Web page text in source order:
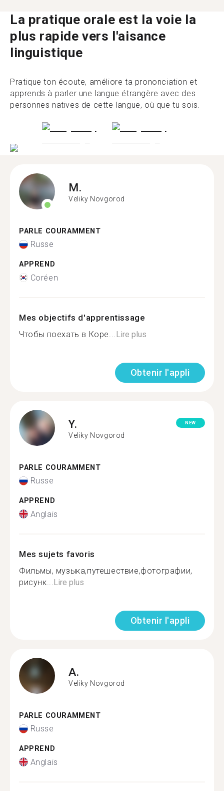
La pratique orale est la voie la
plus rapide vers l'aisance
linguistique
Pratique ton écoute, améliore ta prononciation et
apprends à parler une langue étrangère avec des
personnes natives de cette langue, où que tu sois.
M.
Veliky Novgorod
PARLE COURAMMENT
Russe
APPREND
Coréen
Mes objectifs d'apprentissage
Чтобы поехать в Коре... Lire plus
Obtenir l'appli
Y.
Veliky Novgorod
NEW
PARLE COURAMMENT
Russe
APPREND
Anglais
Mes sujets favoris
Фильмы, музыка,путешествие,фотографии,
рисунк... Lire plus
Obtenir l'appli
A.
Veliky Novgorod
PARLE COURAMMENT
Russe
APPREND
Anglais